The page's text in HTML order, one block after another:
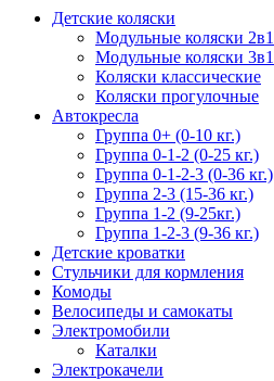
Детские коляски
Модульные коляски 2в1
Модульные коляски 3в1
Коляски классические
Коляски прогулочные
Автокресла
Группа 0+ (0-10 кг.)
Группа 0-1-2 (0-25 кг.)
Группа 0-1-2-3 (0-36 кг.)
Группа 2-3 (15-36 кг.)
Группа 1-2 (9-25кг.)
Группа 1-2-3 (9-36 кг.)
Детские кроватки
Стульчики для кормления
Комоды
Велосипеды и самокаты
Электромобили
Каталки
Электрокачели